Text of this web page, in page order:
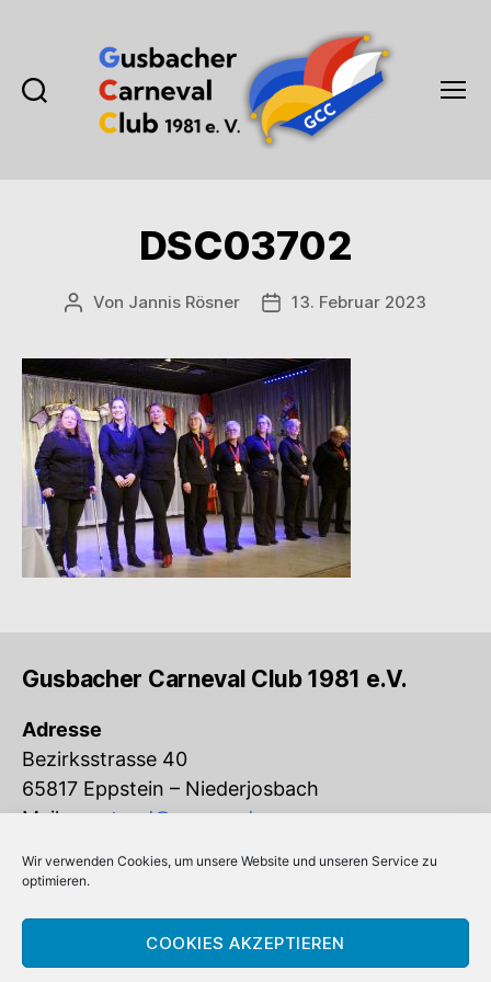
Wir verwenden Cookies, um unsere Website und unseren Service zu
optimieren.
COOKIES AKZEPTIEREN
1981
e.V.
DSC03702
Beitragsautor
Von Jannis Rösner Veröffentlichungsdatum
13. Februar 2023
Gusbacher Carneval Club 1981 e.V.
Adresse
Bezirksstrasse 40
65817 Eppstein – Niederjosbach
Mail:vorstand@gcc-ev.de
Eingetragen im Vereinsregister beim
Amtsgericht Königstein (VR 832)